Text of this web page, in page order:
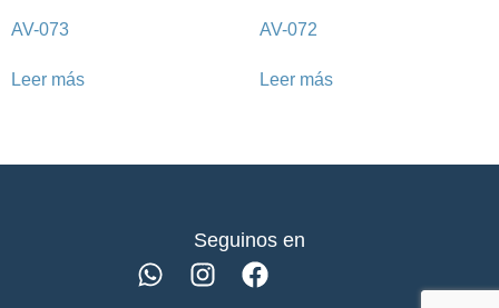
AV-073
Leer más
AV-072
Leer más
Seguinos en